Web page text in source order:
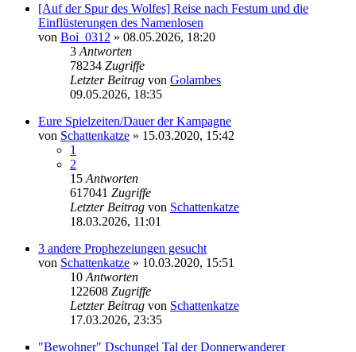
[Auf der Spur des Wolfes] Reise nach Festum und die
Einflüsterungen des Namenlosen
von Boi_0312 » 08.05.2026, 18:20
3 Antworten
78234 Zugriffe
Letzter Beitrag von Golambes
09.05.2026, 18:35
Eure Spielzeiten/Dauer der Kampagne
von Schattenkatze » 15.03.2020, 15:42
1
2
15 Antworten
617041 Zugriffe
Letzter Beitrag von Schattenkatze
18.03.2026, 11:01
3 andere Prophezeiungen gesucht
von Schattenkatze » 10.03.2020, 15:51
10 Antworten
122608 Zugriffe
Letzter Beitrag von Schattenkatze
17.03.2026, 23:35
"Bewohner" Dschungel Tal der Donnerwanderer